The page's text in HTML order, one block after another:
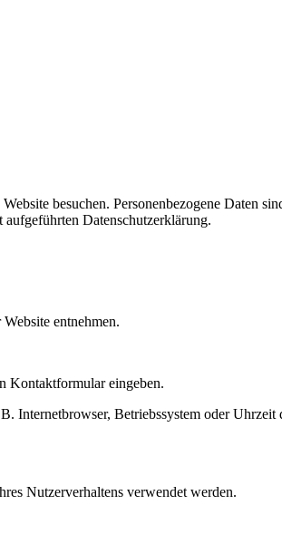
besuchen. Personenbezogene Daten
Datenschutzerklärung.
entnehmen.
Kontaktformular eingeben.
Internetbrowser, Betriebssystem oder Uhrzeit
Nutzerverhaltens verwendet werden.